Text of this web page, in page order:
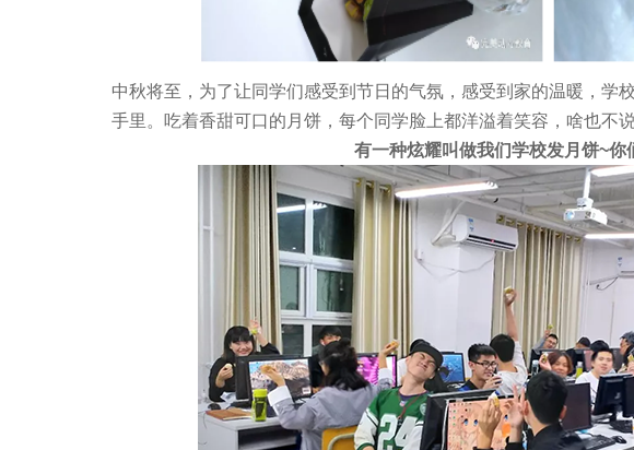
中秋将至，为了让同学们感受到节日的气氛，感受到家的温暖，学
手里。吃着香甜可口的月饼，每个同学脸上都洋溢着笑容，啥也不
有一种炫耀叫做我们学校发月饼~你